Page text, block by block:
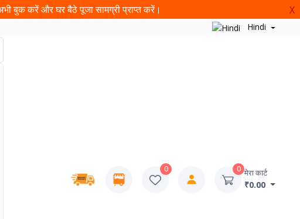
बुक करें और घर बैठे पूजा सामग्री प्राप्त करें। X
Hindi
0 0 मेरा कार्ट
₹0.00